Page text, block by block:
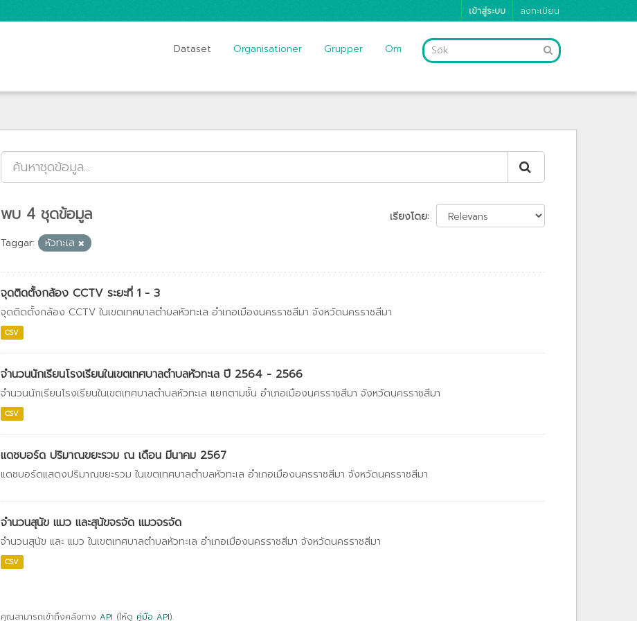
เข้าสู่ระบบ ลงทะเบียน
Dataset Organisationer Grupper Om
เรียงโดย
พบ 4 ชุดข้อมูล
Taggar: หัวทะเล
จุดติดตั้งกล้อง CCTV ระยะที่ 1 - 3
จุดติดตั้งกล้อง CCTV ในเขตเทศบาลตำบลหัวทะเล อำเภอเมืองนครราชสีมา จังหวัดนครราชสีมา
CSV
จำนวนนักเรียนโรงเรียนในเขตเทศบาลตำบลหัวทะเล ปี 2564 - 2566
จำนวนนักเรียนโรงเรียนในเขตเทศบาลตำบลหัวทะเล แยกตามชั้น อำเภอเมืองนครราชสีมา จังหวัดนครราชสีมา
CSV
แดชบอร์ด ปริมาณขยะรวม ณ เดือน มีนาคม 2567
แดชบอร์ดแสดงปริมาณขยะรวม ในเขตเทศบาลตำบลหัวทะเล อำเภอเมืองนครราชสีมา จังหวัดนครราชสีมา
จำนวนสุนัข แมว และสุนัขจรจัด แมวจรจัด
จำนวนสุนัข และ แมว ในเขตเทศบาลตำบลหัวทะเล อำเภอเมืองนครราชสีมา จังหวัดนครราชสีมา
CSV
คุณสามารถเข้าถึงคลังทาง API (ให้ดู คู่มือ API).